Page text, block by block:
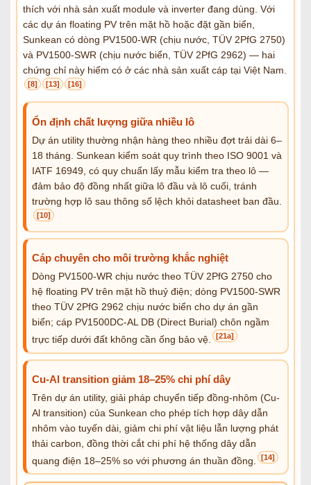
thích với nhà sản xuất module và inverter đang dùng. Với
các dự án floating PV trên mặt hồ hoặc đặt gần biển,
Sunkean có dòng PV1500-WR (chịu nước, TÜV 2PfG 2750)
và PV1500-SWR (chịu nước biển, TÜV 2PfG 2962) — hai
chứng chỉ này hiếm có ở các nhà sản xuất cáp tại Việt Nam.
[8] [13] [16]
Ổn định chất lượng giữa nhiều lô
Dự án utility thường nhận hàng theo nhiều đợt trải dài 6–
18 tháng. Sunkean kiểm soát quy trình theo ISO 9001 và
IATF 16949, có quy chuẩn lấy mẫu kiểm tra theo lô —
đảm bảo độ đồng nhất giữa lô đầu và lô cuối, tránh
trường hợp lô sau thông số lệch khỏi datasheet ban đầu.
[10]
Cáp chuyên cho môi trường khắc nghiệt
Dòng PV1500-WR chịu nước theo TÜV 2PfG 2750 cho
hệ floating PV trên mặt hồ thuỷ điện; dòng PV1500-SWR
theo TÜV 2PfG 2962 chịu nước biển cho dự án gần
biển; cáp PV1500DC-AL DB (Direct Burial) chôn ngầm
trực tiếp dưới đất không cần ống bảo vệ.
[21a]
Cu-Al transition giảm 18–25% chi phí dây
Trên dự án utility, giải pháp chuyển tiếp đồng-nhôm (Cu-
Al transition) của Sunkean cho phép tích hợp dây dẫn
nhôm vào tuyến dài, giảm chi phí vật liệu lẫn lượng phát
thải carbon, đồng thời cắt chi phí hệ thống dây dẫn
quang điện 18–25% so với phương án thuần đồng.
[14]